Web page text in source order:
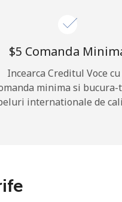
Recuperare parola →
⁦$5⁩ Comanda
Incearca Creditul Voce cu
minima si bucura-
internationale de